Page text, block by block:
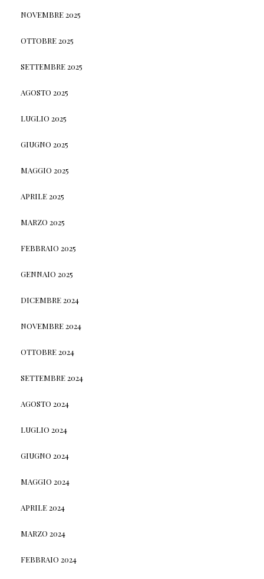
NOVEMBRE 2025
OTTOBRE 2025
SETTEMBRE 2025
AGOSTO 2025
LUGLIO 2025
GIUGNO 2025
MAGGIO 2025
APRILE 2025
MARZO 2025
FEBBRAIO 2025
GENNAIO 2025
DICEMBRE 2024
NOVEMBRE 2024
OTTOBRE 2024
SETTEMBRE 2024
AGOSTO 2024
LUGLIO 2024
GIUGNO 2024
MAGGIO 2024
APRILE 2024
MARZO 2024
FEBBRAIO 2024